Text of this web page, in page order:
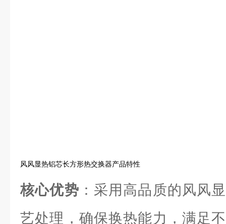
风风显热铝芯长方形热交换器产品特性
核心优势 ：采用高品质的风风
艺处理，确保换热能力，满足